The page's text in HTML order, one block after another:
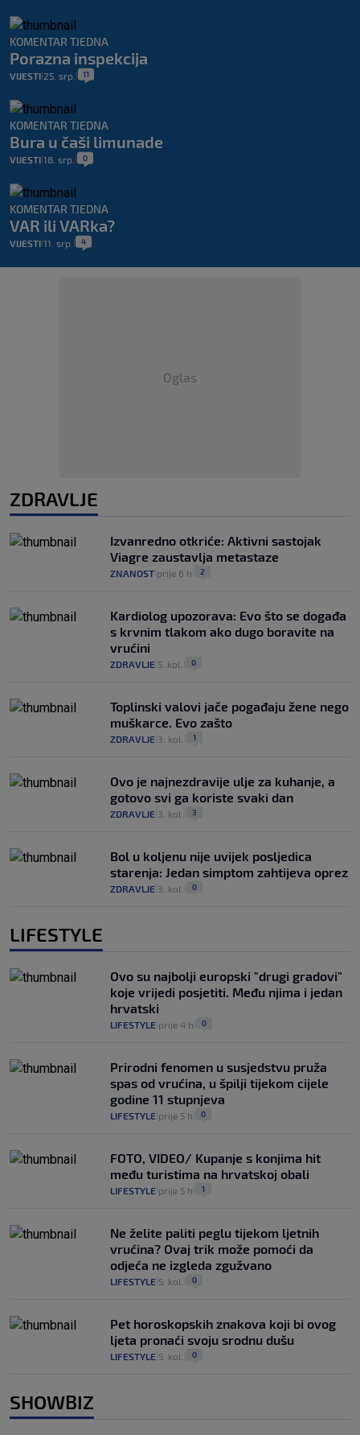
KOMENTAR TJEDNA
Porazna inspekcija
VIJESTI 25. srp. 11
KOMENTAR TJEDNA
Bura u čaši limunade
VIJESTI 18. srp. 0
KOMENTAR TJEDNA
VAR ili VARka?
VIJESTI 11. srp. 4
Oglas
ZDRAVLJE
Izvanredno otkriće: Aktivni sastojak
Viagre zaustavlja metastaze
ZNANOST prije 6 h 2
Kardiolog upozorava: Evo što se događa
s krvnim tlakom ako dugo boravite na
vrućini
ZDRAVLJE 5. kol. 0
Toplinski valovi jače pogađaju žene nego
muškarce. Evo zašto
ZDRAVLJE 3. kol. 1
Ovo je najnezdravije ulje za kuhanje, a
gotovo svi ga koriste svaki dan
ZDRAVLJE 3. kol. 3
Bol u koljenu nije uvijek posljedica
starenja: Jedan simptom zahtijeva oprez
ZDRAVLJE 3. kol. 0
LIFESTYLE
Ovo su najbolji europski "drugi gradovi"
koje vrijedi posjetiti. Među njima i jedan
hrvatski
LIFESTYLE prije 4 h 0
Prirodni fenomen u susjedstvu pruža
spas od vrućina, u špilji tijekom cijele
godine 11 stupnjeva
LIFESTYLE prije 5 h 0
FOTO, VIDEO/ Kupanje s konjima hit
među turistima na hrvatskoj obali
LIFESTYLE prije 5 h 1
Ne želite paliti peglu tijekom ljetnih
vrućina? Ovaj trik može pomoći da
odjeća ne izgleda zgužvano
LIFESTYLE 5. kol. 0
Pet horoskopskih znakova koji bi ovog
ljeta pronaći svoju srodnu dušu
LIFESTYLE 5. kol. 0
SHOWBIZ